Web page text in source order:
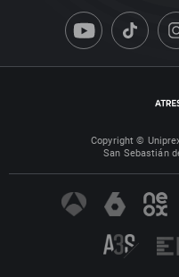
Copyright ©
San Sebastián